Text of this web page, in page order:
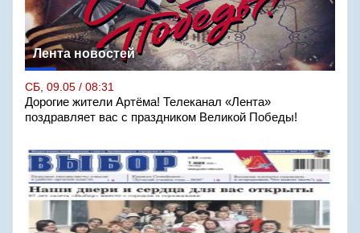
Лента новостей
СБ, 09.05 / 08:31
Дорогие жители Артёма! Телеканал «Лента»
поздравляет вас с праздником Великой Победы!